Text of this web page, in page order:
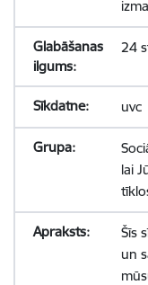
24
uvc
lai
Šīs
un